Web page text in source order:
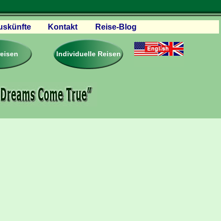
– Reviews
Firmen & Links
Kontakt Reise-Blog
Individuelle Reisen